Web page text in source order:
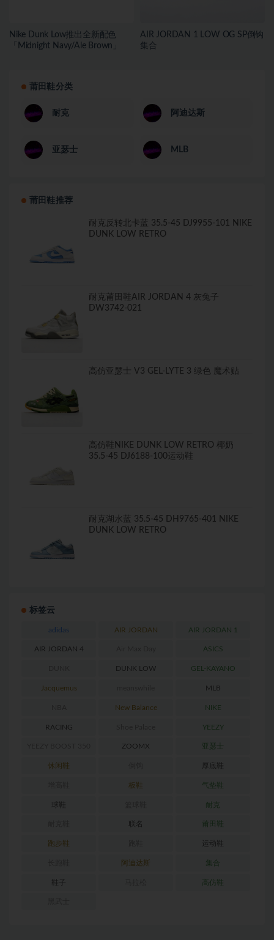
Nike Dunk Low推出全新配色
「Midnight Navy/Ale Brown」
AIR JORDAN 1 LOW OG SP倒钩
集合
莆田鞋分类
耐克 阿迪达斯
亚瑟士 MLB
莆田鞋推荐
耐克反转北卡蓝 35.5-45 DJ9955-101 NIKE
DUNK LOW RETRO
耐克莆田鞋AIR JORDAN 4 灰兔子
DW3742-021
高仿亚瑟士 V3 GEL-LYTE 3 绿色 魔术贴
高仿鞋NIKE DUNK LOW RETRO 椰奶
35.5-45 DJ6188-100运动鞋
耐克湖水蓝 35.5-45 DH9765-401 NIKE
DUNK LOW RETRO
标签云
adidas AIR JORDAN AIR JORDAN 1
AIR JORDAN 4 ASICS
DUNK LOW GEL-KAYANO
Jacquemus MLB
New Balance NIKE
RACING YEEZY
ZOOMX 亚瑟士
休闲鞋 厚底鞋
板鞋 气垫鞋
球鞋 耐克
联名 莆田鞋
跑步鞋 运动鞋
阿迪达斯 集合
鞋子 高仿鞋